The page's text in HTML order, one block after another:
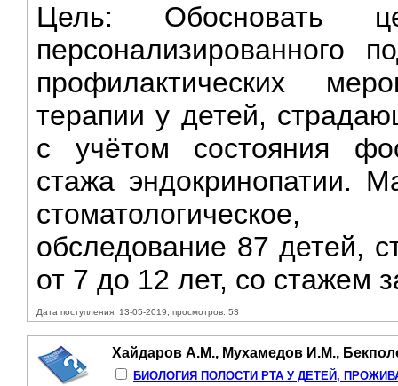
Цель: Обосновать
персонализированного
профилактических
терапии у детей,
с учётом состояния
стажа эндокринопатии.
стоматологическое,
обследование 87 детей,
от 7 до 12 лет, со стажем
Дата поступления: 13-05-2019, просмотров: 53
Хайдаров А.М., Мухамедов И.М.,
БИОЛОГИЯ ПОЛОСТИ РТА У ДЕТЕЙ,